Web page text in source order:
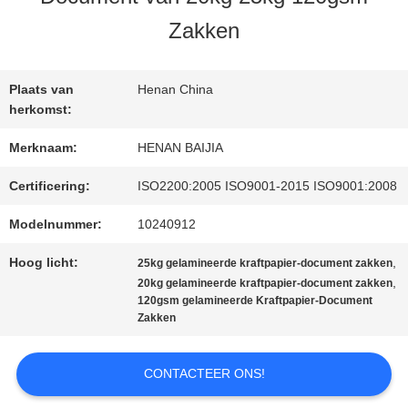
FABRIEKSREIS
KWALITEITSCONTROLE
CONTACTEER
ONS
GEVALLEN
Zakken
Plaats van
herkomst:
Henan China
Merknaam: HENAN BAIJIA
Certificering: ISO2200:2005 ISO9001-2015 ISO9001:2008
Modelnummer: 10240912
Hoog licht: 25kg gelamineerde kraftpapier-document zakken,
20kg gelamineerde kraftpapier-document zakken,
120gsm gelamineerde Kraftpapier-Document
Zakken
CONTACTEER ONS!